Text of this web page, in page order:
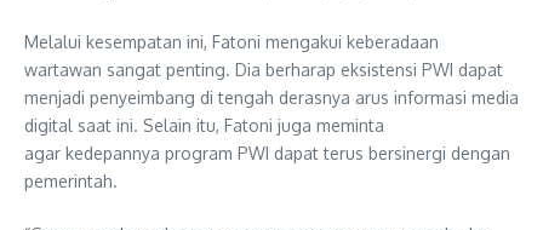
Melalui kesempatan ini, Fatoni mengakui keberadaan
wartawan sangat penting. Dia berharap eksistensi PWI dapat
menjadi penyeimbang di tengah derasnya arus informasi media
digital saat ini. Selain itu, Fatoni juga meminta
agar kedepannya program PWI dapat terus bersinergi dengan
pemerintah.